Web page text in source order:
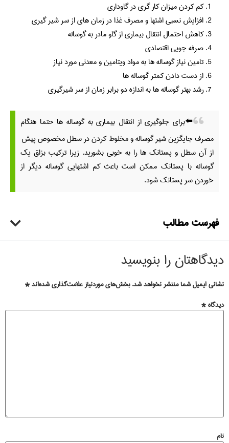
کم کردن میزان کار گری در گاوداری
افزایش نسبی اشتها و مصرف غذا در زمان های از سر شیر گیری
کاهش احتمال انتقال بیماری از گاو مادر به گوساله
صرفه جویی اقتصادی
تامین نیاز گوساله ها به مواد ویتامین و معدنی مورد نیاز
از دست دادن کمتر گوساله ها
رشد بهتر گوساله ها به اندازه دو برابر زمان از سر شیرگیری
⬅️برای جلوگیری از انتقال بیماری به گوساله ها حتما هنگام
مصرف جایگزین شیر گوساله و مخلوط کردن در سطل مخصوص پیش
از آن سطل و پستانک ها را به خوبی بشورید. زیرا ترکیب بزاق یک
گوساله با پستانک ممکن است باعث کم اشتهایی گوساله دیگر از
خوردن سر پستانک شود.
فهرست مطالب
دیدگاهتان را بنویسید
نشانی ایمیل شما منتشر نخواهد شد. بخش‌های موردنیاز علامت‌گذاری شده‌اند*
دیدگاه*
نام